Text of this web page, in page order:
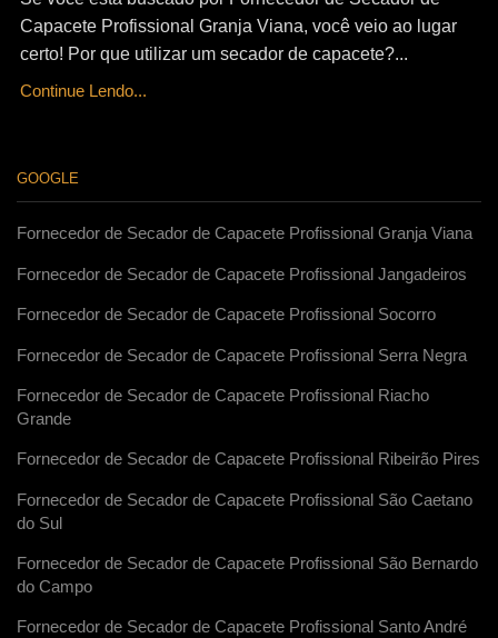
Capacete Profissional Granja Viana, você veio ao lugar
certo! Por que utilizar um secador de capacete?...
Continue Lendo...
GOOGLE
Fornecedor de Secador de Capacete Profissional Granja Viana
Fornecedor de Secador de Capacete Profissional Jangadeiros
Fornecedor de Secador de Capacete Profissional Socorro
Fornecedor de Secador de Capacete Profissional Serra Negra
Fornecedor de Secador de Capacete Profissional Riacho
Grande
Fornecedor de Secador de Capacete Profissional Ribeirão Pires
Fornecedor de Secador de Capacete Profissional São Caetano
do Sul
Fornecedor de Secador de Capacete Profissional São Bernardo
do Campo
Fornecedor de Secador de Capacete Profissional Santo André